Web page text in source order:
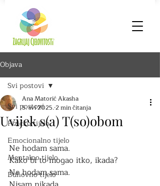
Objava
Svi postovi
Fizičko tijelo
Emocionalno tijelo
Mentalno tijelo
Duhovno tijelo
Svi postovi
Uvijek s(a) T(so)obom
Ana Matorić Akasha
5. svi 2025. 2 min čitanja
Ne hodam sama.
Kako bi to mogao itko, ikada?
Ne hodam sama.